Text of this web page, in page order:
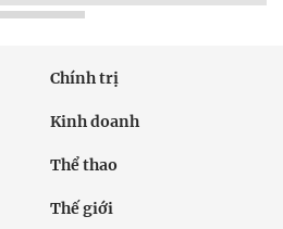
Chính trị
Kinh doanh
Thể thao
Thế giới